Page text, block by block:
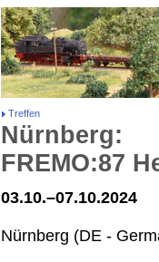
Treffen
Nürnberg:
FREMO:87
03.10.–07.10.2024
Nürnberg (DE -